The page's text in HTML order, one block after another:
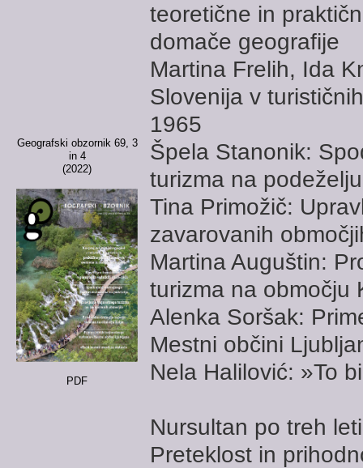
Geografski obzornik 69, 3
in 4
(2022)
PDF
teoretične in
domače geografije
Martina Frelih, Ida
Slovenija v
1965
Špela Stanonik:
turizma na podeželju
Tina Primožič:
zavarovanih
Martina Auguštin:
turizma na območju
Alenka Soršak:
Mestni občini
Nela Halilović: »To
Nursultan po treh
Preteklost in